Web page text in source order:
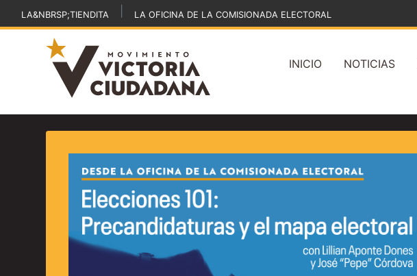
LA&NBRSP;TIENDITA LA OFICINA DE LA COMISIONADA ELECTORAL
INICIO NOTICIAS